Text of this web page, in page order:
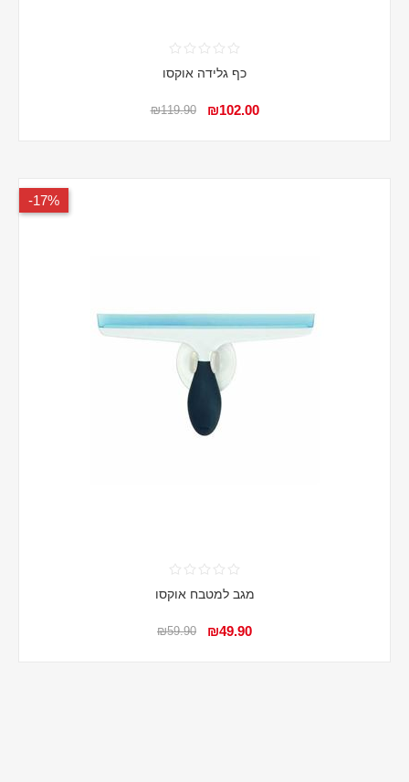
כף גלידה אוקסו
₪102.00
₪119.90
17%-
מגב למטבח אוקסו
₪49.90
₪59.90